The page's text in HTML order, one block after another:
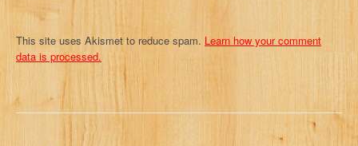
This site uses Akismet to reduce spam. Learn how your comment
data is processed.